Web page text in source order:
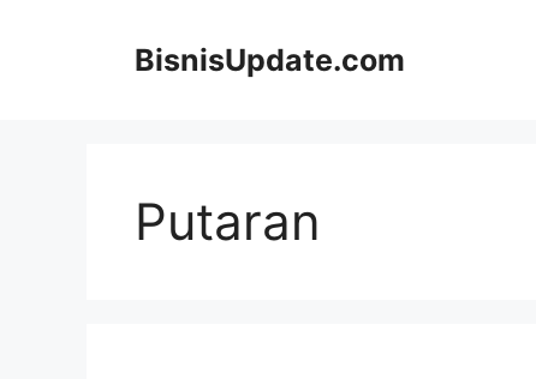
BisnisUpdate.com
Putaran